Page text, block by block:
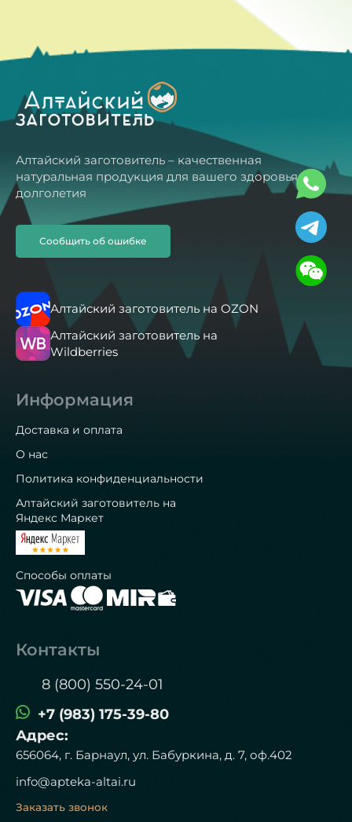
Алтайский заготовитель – качественная
натуральная продукция для вашего здоровья и
долголетия
Сообщить об ошибке
Алтайский заготовитель на OZON
Алтайский заготовитель на
Wildberries
Информация
Доставка и оплата
О нас
Политика конфиденциальности
Алтайский заготовитель на
Яндекс Маркет
Способы оплаты
Контакты
8 (800) 550-24-01
+7 (983) 175-39-80
Адрес:
656064, г. Барнаул, ул. Бабуркина, д. 7, оф.402
info@apteka-altai.ru
Заказать звонок